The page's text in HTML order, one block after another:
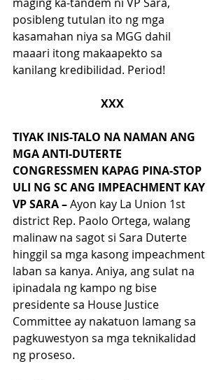
posibleng tutulan ito ng mga
kasamahan niya sa MGG dahil
maaari itong makaapekto sa
kanilang kredibilidad. Period!
XXX
TIYAK INIS-TALO NA NAMAN ANG
MGA ANTI-DUTERTE
CONGRESSMEN KAPAG PINA-STOP
ULI NG SC ANG IMPEACHMENT KAY
VP SARA – Ayon kay La Union 1st
district Rep. Paolo Ortega, walang
malinaw na sagot si Sara Duterte
hinggil sa mga kasong impeachment
laban sa kanya. Aniya, ang sulat na
ipinadala ng kampo ng bise
presidente sa House Justice
Committee ay nakatuon lamang sa
pagkuwestyon sa mga teknikalidad
ng proseso.